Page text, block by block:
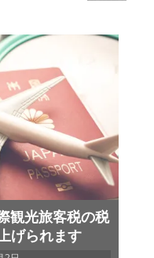
観光旅客税の税
げられます